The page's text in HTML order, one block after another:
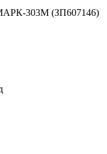
303М (ЗП607146)